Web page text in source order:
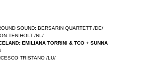
SOUND: BERSARIN QUARTETT /DE/
TEN HOLT /NL/
EMILIANA TORRINI & TCO + SUNNA
TRISTANO /LU/